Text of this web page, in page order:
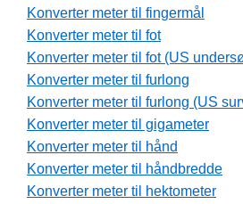
Konverter meter til fingermål
Konverter meter til fot
Konverter meter til fot (US
Konverter meter til furlong
Konverter meter til furlong (US
Konverter meter til gigameter
Konverter meter til hånd
Konverter meter til håndbredde
Konverter meter til hektometer